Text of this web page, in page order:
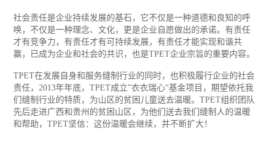
社会责任是企业持续发展的基石，它不仅是一种道德和良知的呼
唤，不仅是一种理念、文化，更是企业自愿做出的承诺。有责任
才有竞争力，有责任才有可持续发展，有责任才能实现和谐共
赢，已成为企业和社会的共识，也是TPET企业宗旨的重要内容。
TPET在发展自身和服务缝制行业的同时，也积极履行企业的社会
责任，2013年年底，TPET成立”衣衣瑞心“基金项目，期望依托我
们缝制行业的特质，为山区的贫困儿童送去温暖。TPET组织团队
先后走进广西和贵州的贫困山区，为他们送去我们缝制人的温暖
和帮助，TPET坚信：这份温暖会继续，并不断扩大！